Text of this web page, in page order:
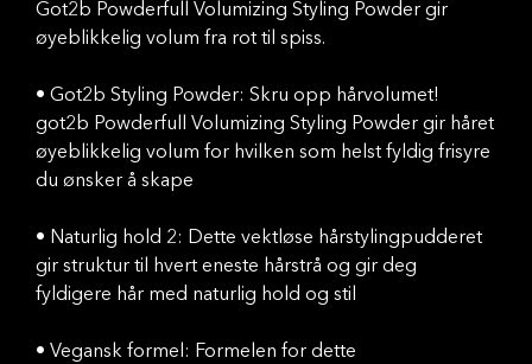
Got2b Powderfull Volumizing Styling Powder gir
øyeblikkelig volum fra rot til spiss.
• Got2b Styling Powder: Skru opp hårvolumet!
got2b Powderfull Volumizing Styling Powder gir håret
øyeblikkelig volum for hvilken som helst fyldig frisyre
du ønsker å skape
• Naturlig hold 2: Dette vektløse hårstylingpudderet
gir struktur til hvert eneste hårstrå og gir deg
fyldigere hår med naturlig hold og stil
• Vegansk formel: Formelen for dette